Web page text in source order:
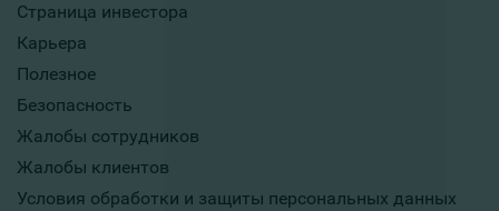
Страница инвестора
Карьера
Полезное
Безопасность
Жалобы сотрудников
Жалобы клиентов
Условия обработки и защиты персональных данных